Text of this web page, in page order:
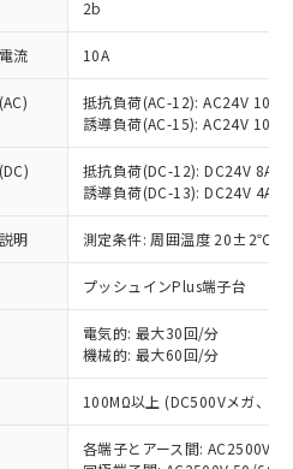
2b
流 10A
抵抗負荷(AC-12): AC24V 10A/
誘導負荷(AC-15): AC24V
抵抗負荷(DC-12): DC24V 8A/
誘導負荷(DC-13): DC24V 4A/
明 測定条件: 周囲温度 20±2℃、
プッシュインPlus端子台
電気的: 最大30回/分
機械的: 最大60回/分
100MΩ以上 (DC500Vメガ、点
各端子とアース間: AC2500V
いただき、同意のうえ
、当社制御機器事業取扱
状況および標準価格
せていただくもので
事業取扱商品の中には、
対象外となる商品もある
ださい。
び標準価格照会結果は、
更新日時点での社内デー
成されるものであり、閲
なる場合があることをご
指令（10物質）の非含
切り替える予定のある
RoHS指令（10物質）の
品で、対応品を出す予
RoHS指令（10物質）の
調査中または確認中の
ス料など無形物で、有
ない商品です。
り、非含有部品として
と判明した場合などや
とがあります。
銀(Hg) 1000ppm以下、 カド
以下、ポリ臭化ビフェニル
料含有率が中国RoHSの
とを示します。
含有率が中国RoHSの
ことを示します。
。当社販売部門へお問
ら貴社製品のうち、外国
国貿易法に定める商品
物等」という）を輸出
の提供する場合は、日本
許可(または役務取引許
などの必要な手続きを